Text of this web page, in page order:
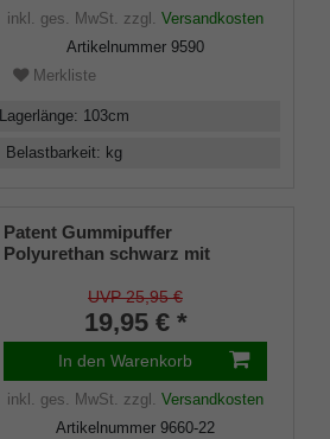
inkl. ges. MwSt. zzgl. Versandkosten
Artikelnummer 9590
Merkliste
Lagerlänge: 103cm
Belastbarkeit: kg
Patent Gummipuffer
Polyurethan schwarz mit
Gehstöcke aus Holz und Metall,
flexibler Schaft für
Durchmesser von ca. 17-22 mm
UVP 25,95 €
19,95 € *
In den Warenkorb
inkl. ges. MwSt. zzgl. Versandkosten
Artikelnummer 9660-22